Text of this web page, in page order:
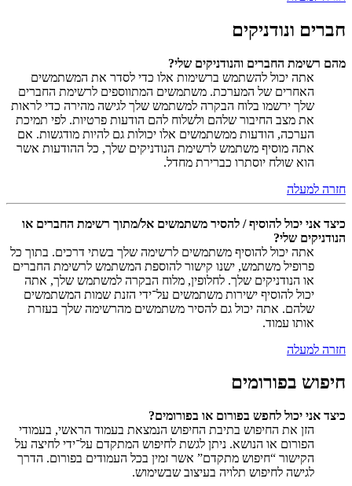
חברים ונודניקים
מהם רשימת החברים והנודניקים שלי?
אתה יכול להשתמש ברשימות אלו כדי לסדר את המשתמשים
האחרים של המערכת. משתמשים המתווספים לרשימת החברים
שלך ירשמו בלוח הבקרה למשתמש שלך לגישה מהירה כדי לראות
את מצב החיבור שלהם ולשלוח להם הודעות פרטיות. לפי תמיכת
הערכה, הודעות ממשתמשים אלו יכולות גם להיות מודגשות. אם
אתה מוסיף משתמש לרשימת הנודניקים שלך, כל ההודעות אשר
הוא שולח יוסתרו כברירת מחדל.
חזרה למעלה
כיצד אני יכול להוסיף / להסיר משתמשים אל/מתוך רשימת החברים או
הנודניקים שלי?
אתה יכול להוסיף משתמשים לרשימה שלך בשתי דרכים. בתוך כל
פרופיל משתמש, ישנו קישור להוספת המשתמש לרשימת החברים
או הנודניקים שלך. לחלופין, מלוח הבקרה למשתמש שלך, אתה
יכול להוסיף ישירות משתמשים על־ידי הזנת שמות המשתמשים
שלהם. אתה יכול גם להסיר משתמשים מהרשימה שלך בעזרת
אותו עמוד.
חזרה למעלה
חיפוש בפורומים
כיצד אני יכול לחפש בפורום או בפורומים?
הזן את החיפוש בתיבת החיפוש הנמצאת בעמוד הראשי, בעמודי
הפורום או הנושא. ניתן לגשת לחיפוש המתקדם על־ידי לחיצה על
הקישור “חיפוש מתקדם” אשר זמין בכל העמודים בפורום. הדרך
לגישה לחיפוש תלויה בעיצוב שבשימוש.